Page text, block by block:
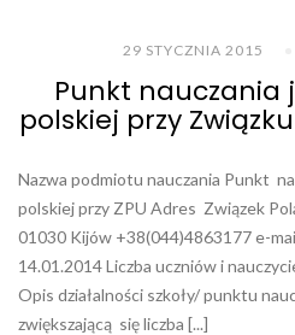
29 STYCZNIA 2015
Punkt nauczania
polskiej przy
Nazwa podmiotu nauczania Punkt
polskiej przy ZPU Adres Związek
01030 Kijów +38(044)4863177 e-
14.01.2014 Liczba uczniów i
Opis działalności szkoły/ punktu
zwiększającą się liczba [...]